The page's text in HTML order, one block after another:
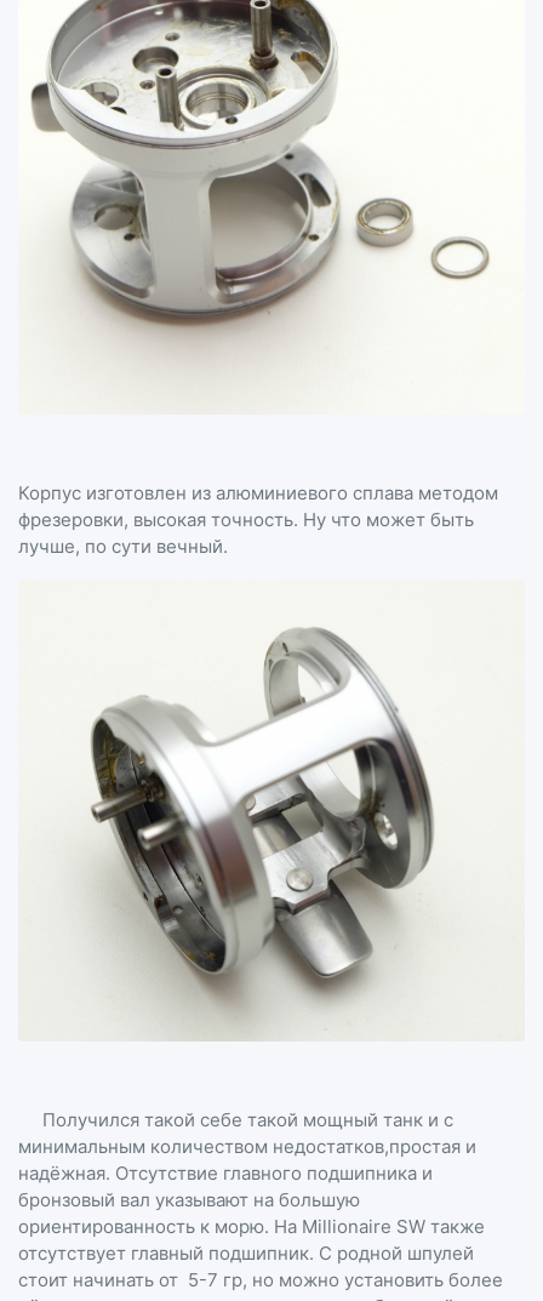
Корпус изготовлен из алюминиевого сплава методом
фрезеровки, высокая точность. Ну что может быть
лучше, по сути вечный.
Получился такой себе такой мощный танк и с
минимальным количеством недостатков,простая и
надёжная. Отсутствие главного подшипника и
бронзовый вал указывают на большую
ориентированность к морю. На Millionaire SW также
отсутствует главный подшипник. С родной шпулей
стоит начинать от 5-7 гр, но можно установить более